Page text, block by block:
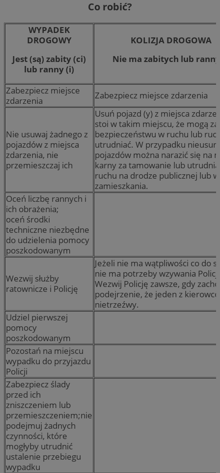
Co robić?
WYPADEK
DROGOWY
Jest (są) zabity (ci)
lub ranny (i)
KOLIZJA DROGOWA
Nie ma zabitych lub
Zabezpiecz miejsce
zdarzenia
Zabezpiecz miejsce zdarzenia
Nie usuwaj żadnego z
pojazdów z miejsca
zdarzenia, nie
przemieszczaj ich
Usuń pojazd (y) z miejsca
stoi w takim miejscu, że mogą
bezpieczeństwu w ruchu lub
utrudniać. W przypadku
pojazdów można narazić się na
karny za tamowanie lub
ruchu na drodze publicznej lub
zamieszkania.
Oceń liczbę rannych i
ich obrażenia;
oceń środki
techniczne niezbędne
do udzielenia pomocy
poszkodowanym
Wezwij służby
ratownicze i Policję
Jeżeli nie ma wątpliwości co do
nie ma potrzeby wzywania
Wezwij Policję zawsze, gdy
podejrzenie, że jeden z
nietrzeźwy.
Udziel pierwszej
pomocy
poszkodowanym
Pozostań na miejscu
wypadku do przyjazdu
Policji
Zabezpiecz ślady
przed ich
zniszczeniem lub
przemieszczeniem;nie
podejmuj żadnych
czynności, które
mogłyby utrudnić
ustalenie przebiegu
wypadku